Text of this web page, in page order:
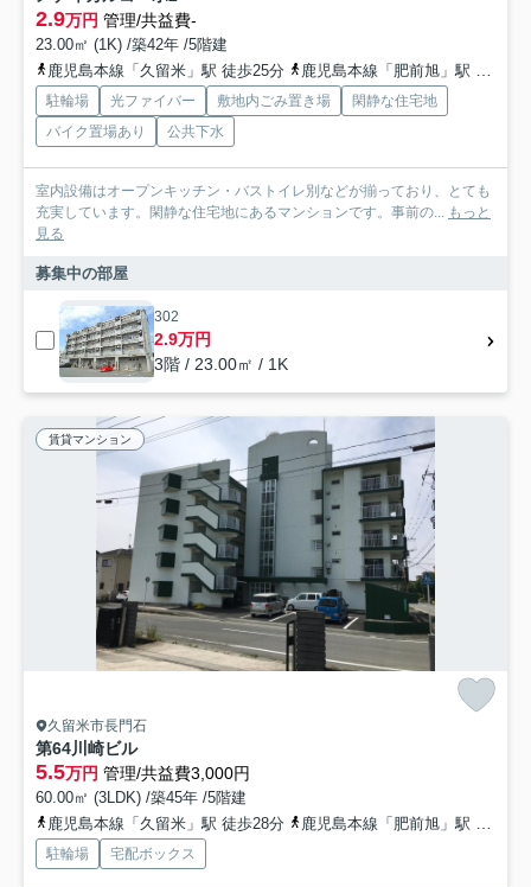
2.9万円 管理/共益費-
23.00㎡ (1K) /築42年 /5階建
鹿児島本線「久留米」駅 徒歩25分
鹿児島本線「肥前旭」駅 徒歩40分
駐輪場 光ファイバー 敷地内ごみ置き場
閑静な住宅地
バイク置場あり
公共下水
室内設備はオープンキッチン・バストイレ別などが揃っており、とても
充実しています。閑静な住宅地にあるマンションです。事前の...
もっと
見る
募集中の部屋
302
2.9万円
3階 / 23.00㎡ / 1K
賃貸マンション
久留米市長門石
第64川崎ビル
5.5万円 管理/共益費3,000円
60.00㎡ (3LDK) /築45年 /5階建
鹿児島本線「久留米」駅 徒歩28分
鹿児島本線「肥前旭」駅 徒歩40分
駐輪場 宅配ボックス